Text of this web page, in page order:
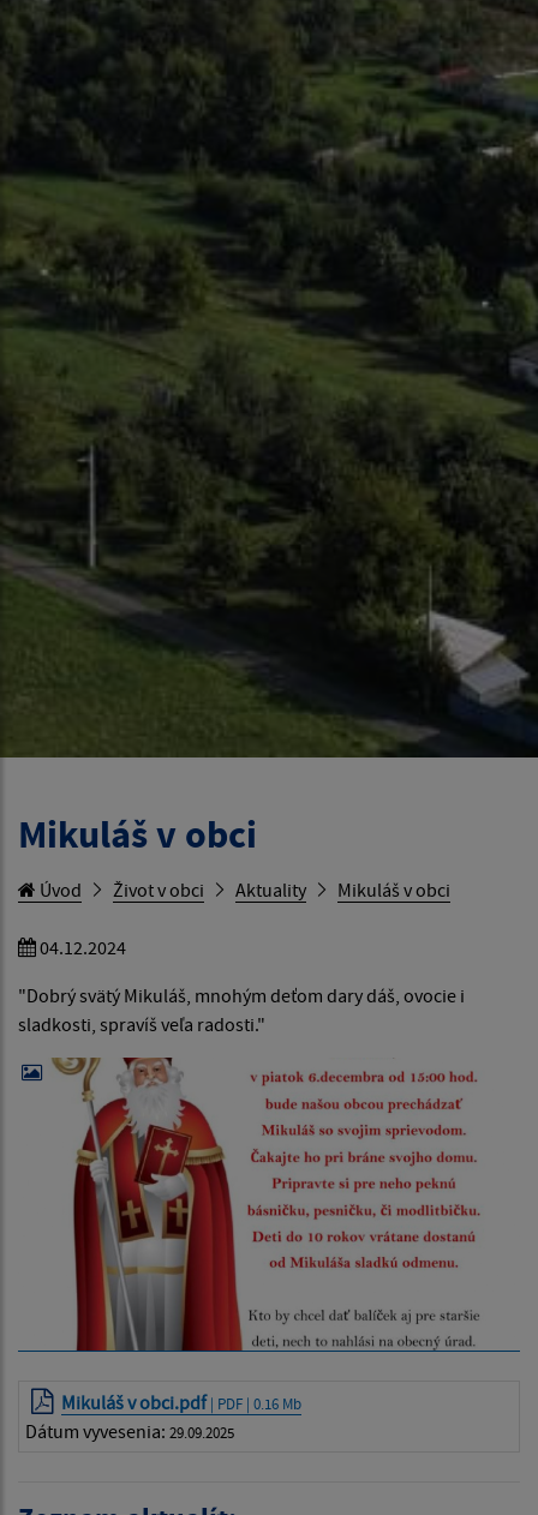
Mikuláš v obci
Úvod Život v obci Aktuality Mikuláš v obci
04.12.2024
"Dobrý svätý Mikuláš, mnohým deťom dary dáš, ovocie i
sladkosti, spravíš veľa radosti."
Mikuláš v obci.pdf | PDF | 0.16 Mb
Dátum vyvesenia: 29.09.2025